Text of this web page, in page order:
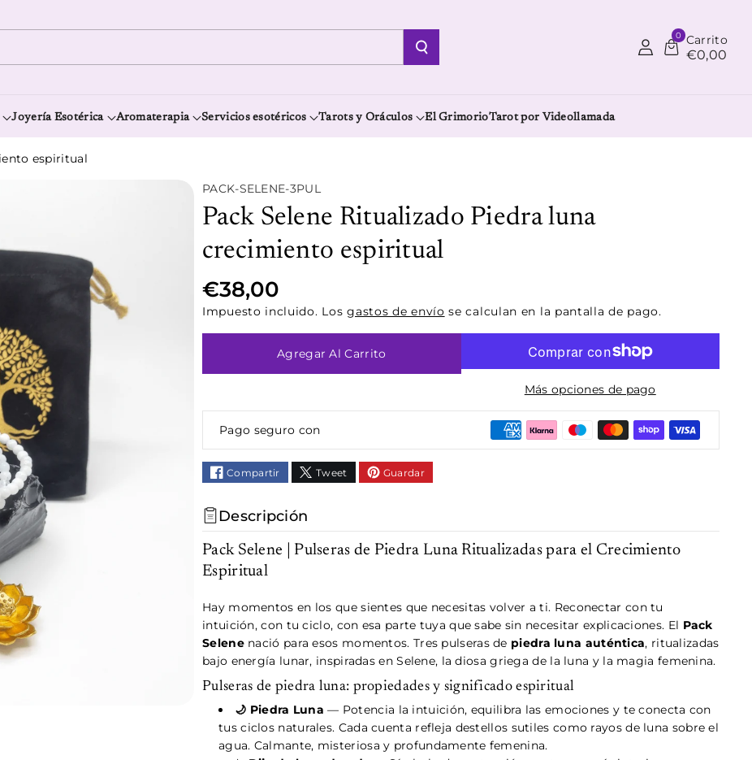
0 Carrito
€0,00
Joyería Esotérica Aromaterapia Servicios esotéricos Tarots y Oráculos El GrimorioTarot por Videollamada
espiritual
S
K
U
PACK-SELENE-3PUL
Pack Selene Ritualizado Piedra luna
crecimiento espiritual
€38,00
Impuesto incluido. Losgastos de envío se calculan en la pantalla de pago.
Agregar Al Carrito
Más opciones de pago
Pago seguro con
Compartir Tweet Guardar
Descripción
Pack Selene | Pulseras de Piedra Luna Ritualizadas para el Crecimiento
Espiritual
Hay momentos en los que sientes que necesitas volver a ti. Reconectar con tu
intuición, con tu ciclo, con esa parte tuya que sabe sin necesitar explicaciones. El Pack
Selenenació para esos momentos. Tres pulseras de piedra luna auténtica, ritualizadas
bajo energía lunar, inspiradas en Selene, la diosa griega de la luna y la magia femenina.
Pulseras de piedra luna: propiedades y significado espiritual
🌙 Piedra Luna — Potencia la intuición, equilibra las emociones y te conecta con
tus ciclos naturales. Cada cuenta refleja destellos sutiles como rayos de luna sobre el
agua. Calmante, misteriosa y profundamente femenina.